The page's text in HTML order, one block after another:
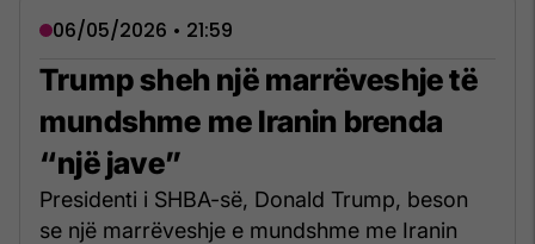
06/05/2026 • 21:59
Trump sheh një marrëveshje të
mundshme me Iranin brenda
“një jave”
Presidenti i SHBA-së, Donald Trump, beson
se një marrëveshje e mundshme me Iranin